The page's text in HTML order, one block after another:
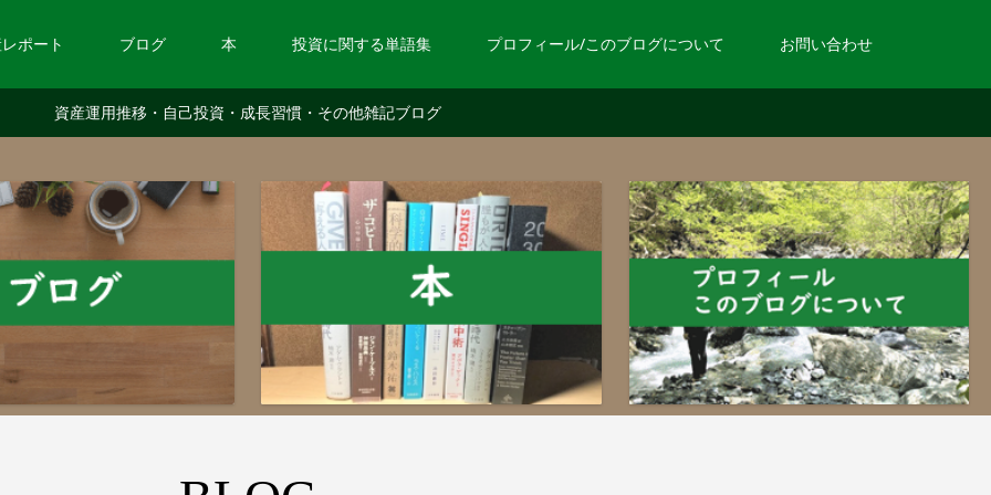
ポート ブログ 本 投資に関する単語集 プロフィール/このブログについて お問い合わせ
資産運用推移・自己投資・成長習慣・その他雑記ブログ